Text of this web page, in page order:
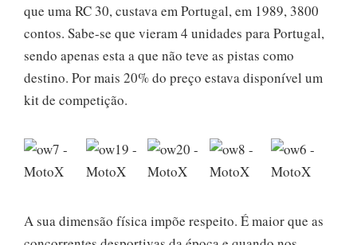
que uma RC 30, custava em Portugal, em 1989, 3800
contos. Sabe-se que vieram 4 unidades para Portugal,
sendo apenas esta a que não teve as pistas como
destino. Por mais 20% do preço estava disponível um
kit de competição.
A sua dimensão física impõe respeito. É maior que as